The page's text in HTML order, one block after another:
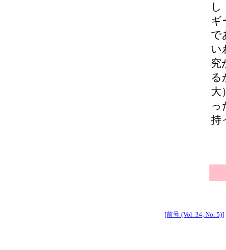
し
ギ
で
い
究
る
大
っ
持
[前号 (Vol. 34, No. 5)]